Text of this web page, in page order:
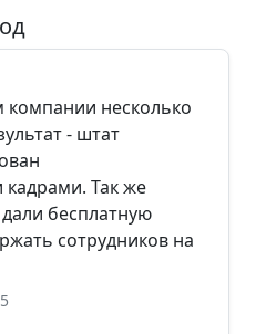
компании несколько
- штат
Так же
бесплатную
сотрудников на